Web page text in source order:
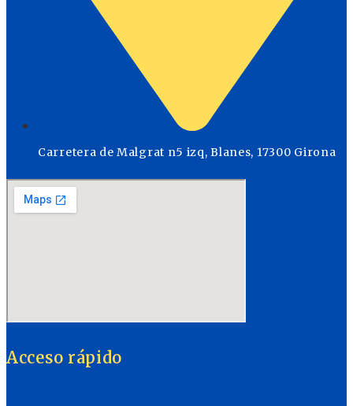
Carretera de Malgrat n5 izq, Blanes, 17300 Girona
Acceso rápido